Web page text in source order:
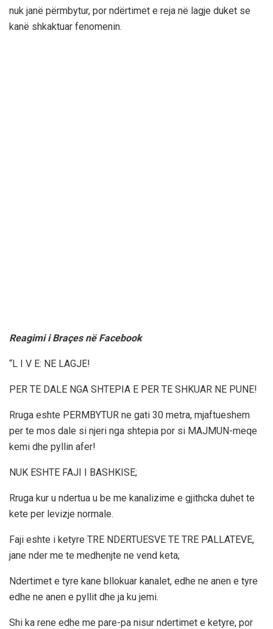
nuk janë përmbytur, por ndërtimet e reja në lagje duket se
kanë shkaktuar fenomenin.
Reagimi i Braçes në Facebook
“L I V E: NE LAGJE!
PER TE DALE NGA SHTEPIA E PER TE SHKUAR NE PUNE!
Rruga eshte PERMBYTUR ne gati 30 metra, mjaftueshem
per te mos dale si njeri nga shtepia por si MAJMUN-meqe
kemi dhe pyllin afer!
NUK ESHTE FAJI I BASHKISE;
Rruga kur u ndertua u be me kanalizime e gjithcka duhet te
kete per levizje normale.
Faji eshte i ketyre TRE NDERTUESVE TE TRE PALLATEVE,
jane nder me te medhenjte ne vend keta;
Ndertimet e tyre kane bllokuar kanalet, edhe ne anen e tyre
edhe ne anen e pyllit dhe ja ku jemi.
Shi ka rene edhe me pare-pa nisur ndertimet e ketyre, por